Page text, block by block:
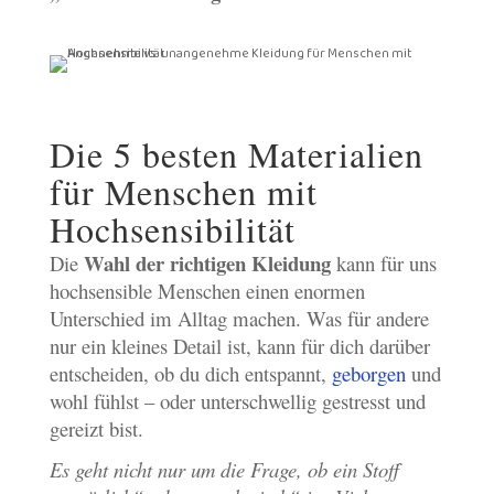
Die 5 besten Materialien
für Menschen mit
Hochsensibilität
Die Wahl der richtigen Kleidungkann für uns
hochsensible Menschen einen enormen
Unterschied im Alltag machen. Was für andere
nur ein kleines Detail ist, kann für dich darüber
entscheiden, ob du dich entspannt, geborgen und
wohl fühlst – oder unterschwellig gestresst und
gereizt bist.
Es geht nicht nur um die Frage, ob ein Stoff